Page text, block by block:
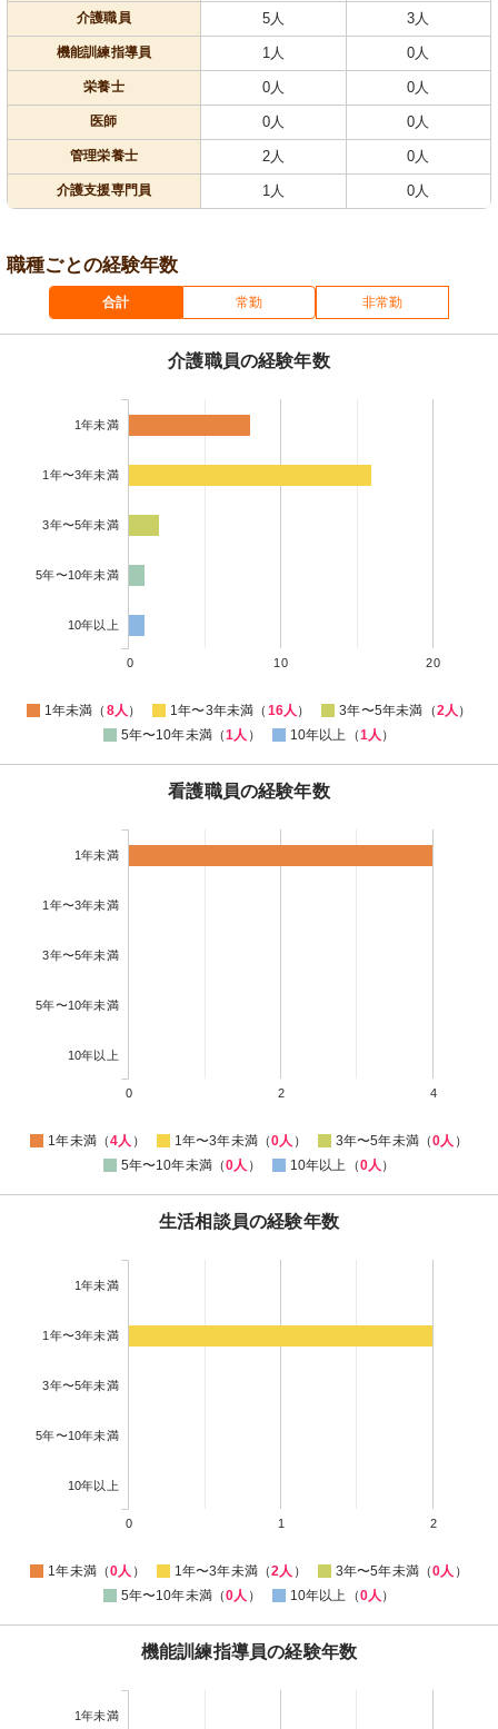
介護職員 5人 3人
機能訓練指導員 1人 0人
栄養士 0人 0人
医師 0人 0人
管理栄養士 2人 0人
介護支援専門員 1人 0人
職種ごとの経験年数
合計 常勤 非常勤
介護職員の経験年数
1年未満
1年〜3年未満
3年〜5年未満
5年〜10年未満
10年以上
0 10 20
1年未満（ 8人 ） 1年〜3年未満（ 16人 ） 3年〜5年未満（2人 ）
5年〜10年未満（1人 ） 10年以上（1人 ）
看護職員の経験年数
1年未満
1年〜3年未満
3年〜5年未満
5年〜10年未満
10年以上
0 2 4
1年未満（4人 ） 1年〜3年未満（0人 ） 3年〜5年未満（0人 ）
5年〜10年未満（0人 ） 10年以上（0人 ）
生活相談員の経験年数
1年未満
1年〜3年未満
3年〜5年未満
5年〜10年未満
10年以上
0 1 2
1年未満（0人 ） 1年〜3年未満（2人 ） 3年〜5年未満（0人 ）
5年〜10年未満（0人 ） 10年以上（0人 ）
機能訓練指導員の経験年数
1年未満